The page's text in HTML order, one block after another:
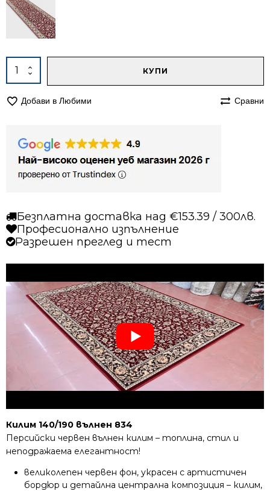
количество
за
140/190
КУПИ
Добави в Любими Сравни
Безплатна доставка над €153.39 / 300лв.
Професионално изпълнение
Разрешен преглед и тест
Килим 140/190 вълнен 834
Персийски червен вълнен килим – топлина, стил и
неподражаема елегантност!
великолепен червен фон, украсен с артистичен
бордюр и детайлна централна композиция – килим,